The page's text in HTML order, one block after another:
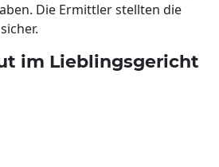
Die Ermittler stellten die
im Lieblingsgericht